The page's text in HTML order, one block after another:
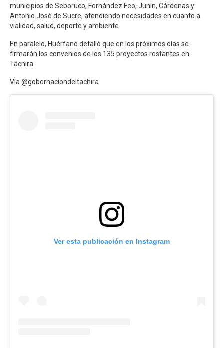
municipios de Seboruco, Fernández Feo, Junín, Cárdenas y
Antonio José de Sucre, atendiendo necesidades en cuanto a
vialidad, salud, deporte y ambiente.
En paralelo, Huérfano detalló que en los próximos días se
firmarán los convenios de los 135 proyectos restantes en
Táchira.
Vía @gobernaciondeltachira
Ver esta publicación en Instagram